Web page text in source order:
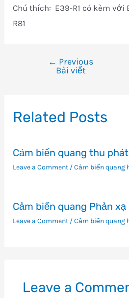
Chú thích: E39-R1 có kèm với
R81
viết
← Previous
Bài viết
Related Posts
Cảm biến quang thu phát
Leave a Comment /Cảm biến quang
Cảm biến quang Phản
Leave a Comment /Cảm biến quang
Leave a